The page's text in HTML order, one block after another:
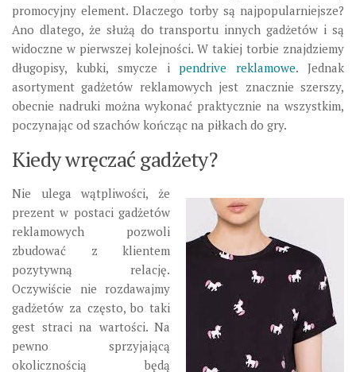
promocyjny element. Dlaczego torby są najpopularniejsze?
Ano dlatego, że służą do transportu innych gadżetów i są
widoczne w pierwszej kolejności. W takiej torbie znajdziemy
długopisy, kubki, smycze ipendrive reklamowe. Jednak
asortyment gadżetów reklamowych jest znacznie szerszy,
obecnie nadruki można wykonać praktycznie na wszystkim,
poczynając od szachów kończąc na piłkach do gry.
Kiedy wręczać gadżety?
Nie ulega wątpliwości, że
prezent w postaci gadżetów
reklamowych pozwoli
zbudować z klientem
pozytywną relację.
Oczywiście nie rozdawajmy
gadżetów za często, bo taki
gest straci na wartości. Na
pewno sprzyjającą
okolicznością będą